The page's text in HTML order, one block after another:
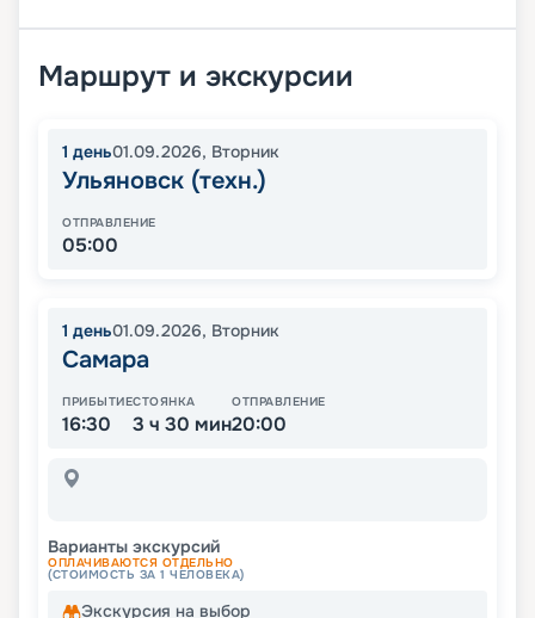
Маршрут и экскурсии
1 день01.09.2026, Вторник
Ульяновск (техн.)
ОТПРАВЛЕНИЕ
05:00
1 день01.09.2026, Вторник
Самара
ПРИБЫТИЕ
16:30
СТОЯНКА
3 ч 30 мин
ОТПРАВЛЕНИЕ
20:00
Варианты экскурсий
ОПЛАЧИВАЮТСЯ ОТДЕЛЬНО
(СТОИМОСТЬ ЗА 1 ЧЕЛОВЕКА)
Экскурсия на выбор